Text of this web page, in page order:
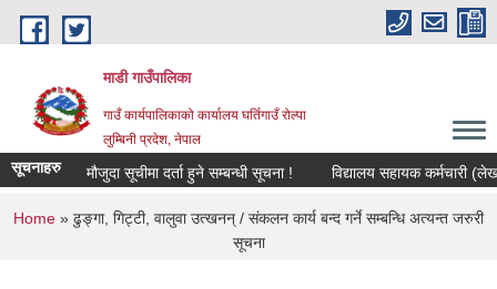
Skip to main content
माडी गाउँपालिका
गाउँ कार्यपालिकाको कार्यालय घर्तिगाउँ रोल्पा
लुम्बिनी प्रदेश, नेपाल
सूचनाहरुमौजुदा सूचीमा दर्ता हुने सम्बन्धी सूचना ! विद्यालय सहायक कर्मचारी (लेखा
You are here
Home » ढुङ्गा, गिट्टी, वालुवा उत्खनन् / संकलन कार्य बन्द गर्ने सम्बन्धि अत्यन्त जरुरी
सूचना